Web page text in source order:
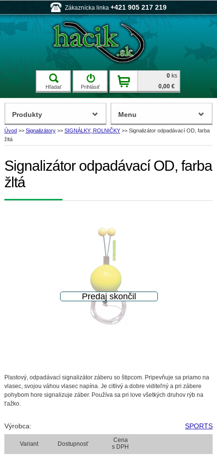
Zákaznícka linka +421 905 217 219
Hľadať Prihlásiť
0 ks
0,00 €
Úvod >> Signalizátory >> SIGNÁLKY, ROLNIČKY >> Signalizátor odpadávací OD, farba
žltá
Signalizátor odpadávací OD, farba
žltá
Plastový, odpadávací signalizátor záberu so štipcom. Pripevňuje sa priamo na
vlasec, svojou váhou vlasec napína. Je citlivý a dobre viditeľný a pri zábere
pohybom hore signalizuje záber. Používa sa pri love všetkých druhov rýb na
ťažko.
Výrobca: SPORTS
Variant Dostupnosť
Cena
s DPH
Produkty Menu